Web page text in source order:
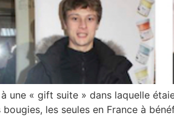
une « gift suite » dans laquelle
les seules en France à